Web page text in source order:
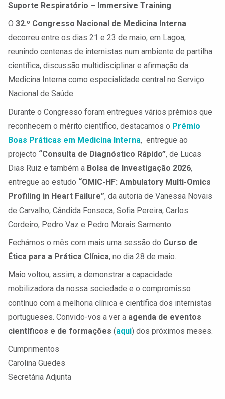
Suporte Respiratório – Immersive Training.
O 32.º Congresso Nacional de Medicina Interna
decorreu entre os dias 21 e 23 de maio, em Lagoa,
reunindo centenas de internistas num ambiente de partilha
científica, discussão multidisciplinar e afirmação da
Medicina Interna como especialidade central no Serviço
Nacional de Saúde.
Durante o Congresso foram entregues vários prémios que
reconhecem o mérito científico, destacamos o Prémio
Boas Práticas em Medicina Interna, entregue ao
projecto “Consulta de Diagnóstico Rápido”, de Lucas
Dias Ruiz e também a Bolsa de Investigação 2026,
entregue ao estudo “OMIC-HF: Ambulatory Multi-Omics
Profiling in Heart Failure”, da autoria de Vanessa Novais
de Carvalho, Cândida Fonseca, Sofia Pereira, Carlos
Cordeiro, Pedro Vaz e Pedro Morais Sarmento.
Fechámos o mês com mais uma sessão do Curso de
Ética para a Prática Clínica, no dia 28 de maio.
Maio voltou, assim, a demonstrar a capacidade
mobilizadora da nossa sociedade e o compromisso
contínuo com a melhoria clínica e científica dos internistas
portugueses. Convido-vos a ver a agenda de eventos
científicos e de formações (aqui) dos próximos meses.
Cumprimentos
Carolina Guedes
Secretária Adjunta